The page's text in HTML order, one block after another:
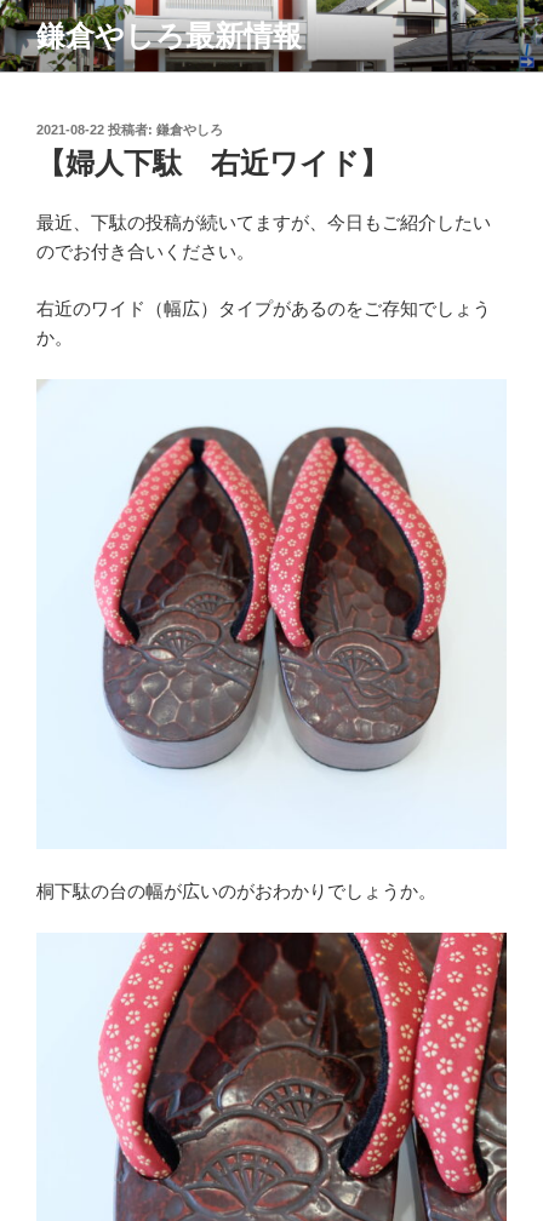
コ
ン
テ
鎌倉やしろ最新情報
投
2021-08-22 投稿者: 鎌倉やしろ
【婦人下駄 右近ワイド】
最近、下駄の投稿が続いてますが、今日もご紹介したい
のでお付き合いください。
右近のワイド（幅広）タイプがあるのをご存知でしょう
か。
桐下駄の台の幅が広いのがおわかりでしょうか。